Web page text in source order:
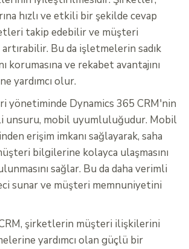
hızlı ve etkili bir şekilde cevap
takip edebilir ve müşteri
Bu da işletmelerin sadık
korumasına ve rekabet avantajını
yardımcı olur.
yönetiminde Dynamics 365 CRM'nin
unsuru, mobil uyumluluğudur. Mobil
erişim imkanı sağlayarak, saha
bilgilerine kolayca ulaşmasını
sağlar. Bu da daha verimli
sunar ve müşteri memnuniyetini
şirketlerin müşteri ilişkilerini
yardımcı olan güçlü bir